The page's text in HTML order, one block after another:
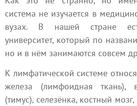
система не изучается в
вузах. В нашей стране
университет, который по
но и в нём занимаются совсем
К лимфатической системе
железа (лимфоидная ткань),
(тимус), селезёнка, костный